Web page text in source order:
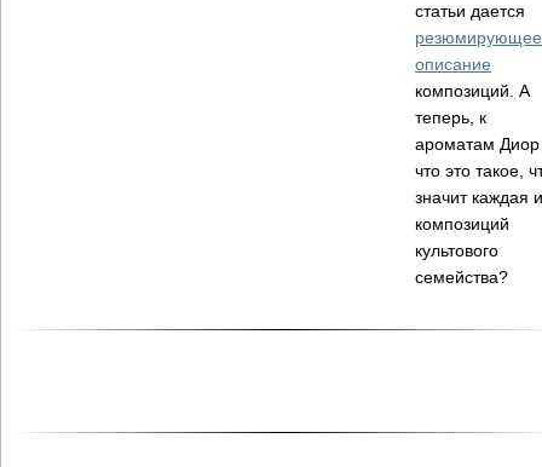
статьи дается
резюмирующее
описание
композиций. А
теперь, к
ароматам
что это такое,
значит каждая
композиций
культового
семейства?